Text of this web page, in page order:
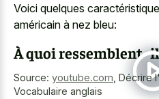
Voici quelques
américain à nez bleu:
À quoi ressemblent-
Source: youtube.com Décrire
Vocabulaire anglais